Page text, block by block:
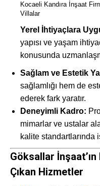
Kocaeli Kandıra İnşaat
Villalar
Yerel İhtiyaçlara
yapısı ve yaşam
konusunda
Sağlam ve Estetik
sağlamlığı hem de
ederek fark yaratır.
Deneyimli Kadro:
mimarlar ve ustalar
kalite standartlarında
Göksallar İnşaat’ın
Çıkan Hizmetler